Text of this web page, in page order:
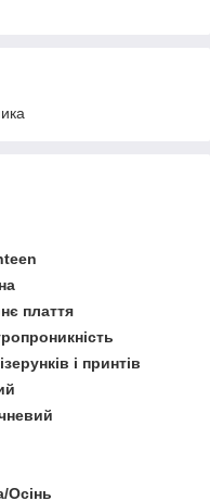
плаття
і принтів
Осінь